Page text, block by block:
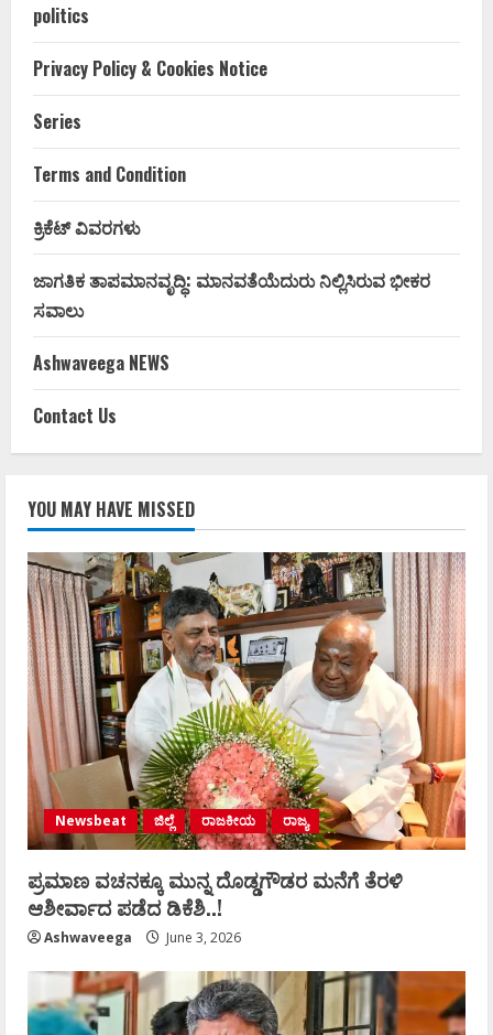
politics
Privacy Policy & Cookies Notice
Series
Terms and Condition
ಕ್ರಿಕೆಟ್ ವಿವರಗಳು
ಜಾಗತಿಕ ತಾಪಮಾನವೃದ್ಧಿ: ಮಾನವತೆಯೆದುರು ನಿಲ್ಲಿಸಿರುವ ಭೀಕರ
ಸವಾಲು
Ashwaveega NEWS
Contact Us
YOU MAY HAVE MISSED
Newsbeat ಜಿಲ್ಲೆ ರಾಜಕೀಯ ರಾಜ್ಯ
ಪ್ರಮಾಣ ವಚನಕ್ಕೂ ಮುನ್ನ ದೊಡ್ಡಗೌಡರ ಮನೆಗೆ ತೆರಳಿ
ಆಶೀರ್ವಾದ ಪಡೆದ ಡಿಕೆಶಿ..!
Ashwaveega June 3, 2026